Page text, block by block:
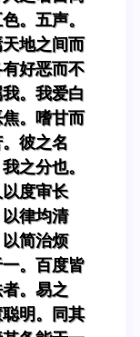
。五声。
地之间而
好恶而不
。我爱白
。嗜甘而
彼之名
之分也。
度审长
律均清
简治烦
。百度皆
。易之
明。同其